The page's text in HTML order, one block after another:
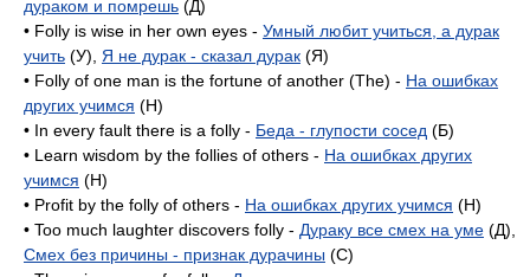
дураком и помрешь (Д)
• Folly is wise in her own eyes - Умный любит учиться, а дурак
учить (У), Я не дурак - сказал дурак (Я)
• Folly of one man is the fortune of another (The) - На ошибках
других учимся (H)
• In every fault there is a folly - Беда - глупости сосед (Б)
• Learn wisdom by the follies of others - На ошибках других
учимся (H)
• Profit by the folly of others - На ошибках других учимся (H)
• Too much laughter discovers folly - Дураку все смех на уме (Д),
Смех без причины - признак дурачины (C)